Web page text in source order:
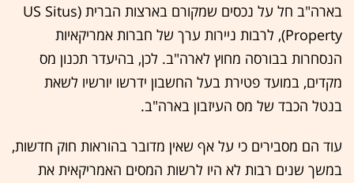
בארה"ב חל על נכסים שמקורם בארצות הברית (US Situs
Property), לרבות ניירות ערך של חברות אמריקאיות
הנסחרות בבורסה מחוץ לארה"ב. לכן, בהיעדר תכנון מס
מקדים, במועד פטירת בעל החשבון ידרשו יורשיו לשאת
בנטל הכבד של מס העיזבון בארה"ב.
עוד הם מסבירים כי על אף שאין מדובר בהוראות חוק חדשות,
במשך שנים רבות לא היו לרשות המסים האמריקאית את